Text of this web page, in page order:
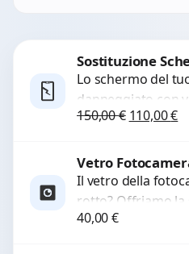
Sostituzione
Lo schermo del
danneggiato con
macchie, schermo
150,00€ Il prezzo
110,00€Il
Vetro
Il vetro della
rotto? Offriamo la
ricambi di alta
40,00€